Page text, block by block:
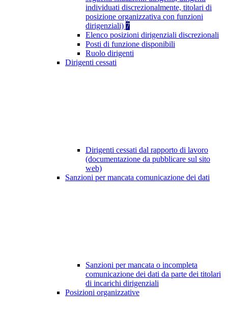
individuati discrezionalmente, titolari di
posizione organizzativa con funzioni
dirigenziali) 7
Elenco posizioni dirigenziali discrezionali
Posti di funzione disponibili
Ruolo dirigenti
Dirigenti cessati
Dirigenti cessati dal rapporto di lavoro
(documentazione da pubblicare sul sito
web)
Sanzioni per mancata comunicazione dei dati
Sanzioni per mancata o incompleta
comunicazione dei dati da parte dei titolari
di incarichi dirigenziali
Posizioni organizzative